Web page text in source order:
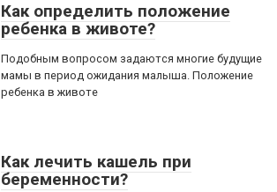
Как определить положение
ребенка в животе?
Подобным вопросом задаются многие будущие
мамы в период ожидания малыша. Положение
ребенка в животе
Как лечить кашель при
беременности?